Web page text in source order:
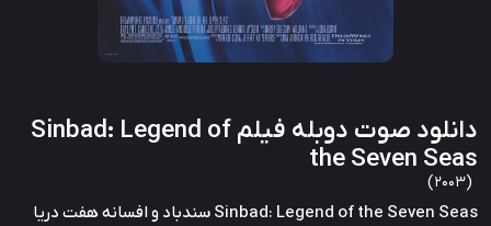
دانلود صوت دوبله فیلم Sinbad: Legend of
the Seven Seas
(2003)
Sinbad: Legend of the Seven Seas سندباد و افسانه هفت دریا